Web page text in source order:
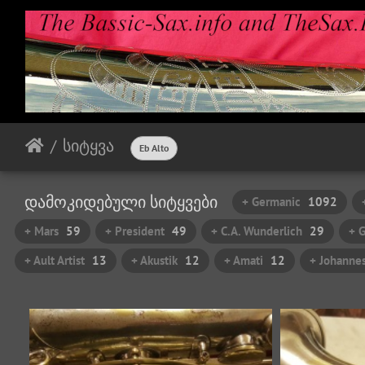
სიტყვა Eb Alto
დამოკიდებული სიტყვები + Germanic 1092
+ Mars 59 + President 49 + C.A. Wunderlich 29
+
+ Ault Artist 13 + Akustik 12 + Amati 12 +